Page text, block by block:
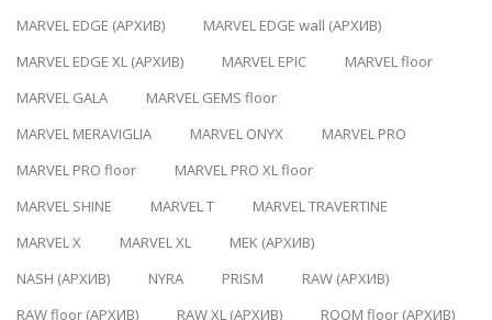
MARVEL EDGE (АРХИВ)
MARVEL EDGE wall (АРХИВ)
MARVEL EDGE XL (АРХИВ)
MARVEL EPIC
MARVEL floor
MARVEL GALA
MARVEL GEMS floor
MARVEL MERAVIGLIA
MARVEL ONYX
MARVEL PRO
MARVEL PRO floor
MARVEL PRO XL floor
MARVEL SHINE
MARVEL T
MARVEL TRAVERTINE
MARVEL X
MARVEL XL
MEK (АРХИВ)
NASH (АРХИВ)
NYRA PRISM
RAW (АРХИВ)
RAW floor (АРХИВ)
RAW XL (АРХИВ) ROOM floor (АРХИВ)